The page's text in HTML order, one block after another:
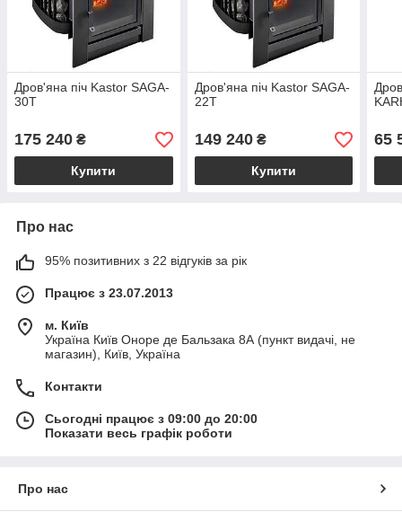
Дров'яна піч Kastor SAGA-
30T
175 240 ₴
Купити
Дров'яна піч Kastor SAGA-
22T
149 240₴
Купити
65
Про нас
95% позитивних з 22 відгуків за рік
Працює з 23.07.2013
м. Київ
Україна Київ Оноре де Бальзака 8А (пункт видачі, не
магазин), Київ, Україна
Контакти
Сьогодні працює з 09:00 до 20:00
Показати весь графік роботи
Про нас